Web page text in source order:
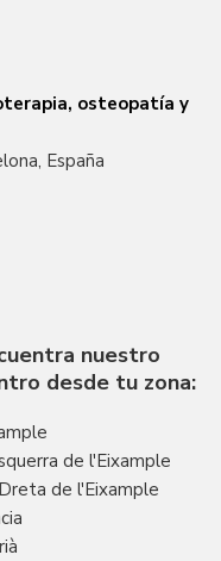
osteopatía y
España
nuestro
desde tu zona:
de l'Eixample
de l'Eixample